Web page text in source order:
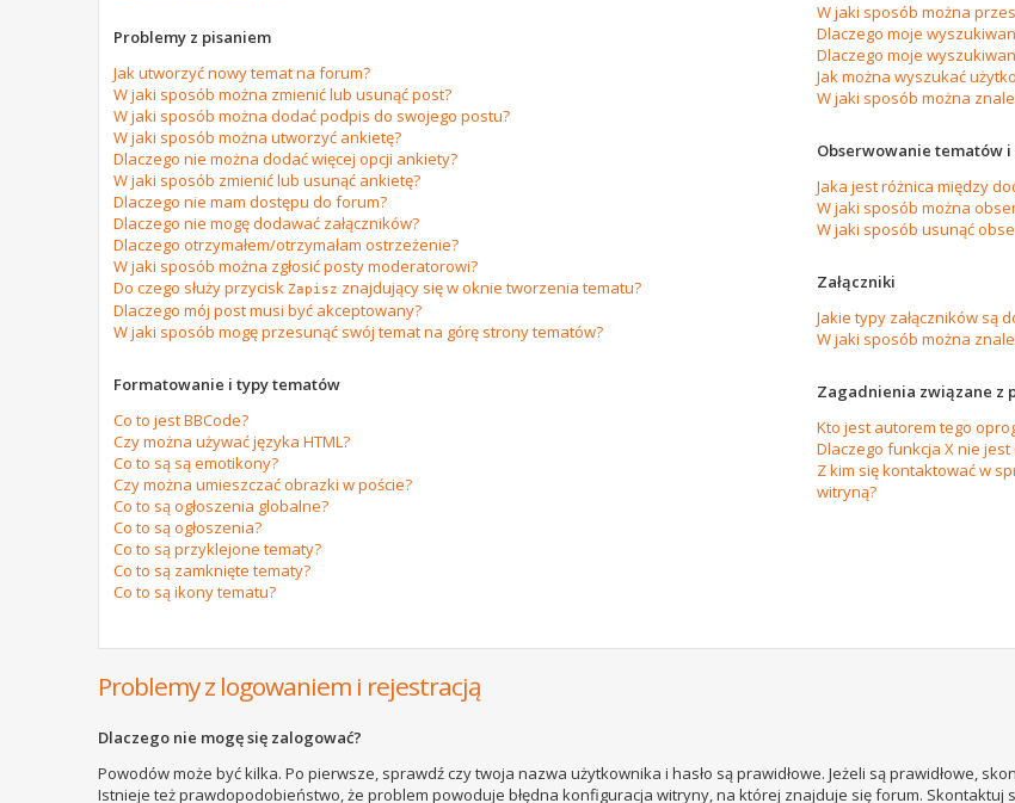
Problemy z pisaniem
Jak utworzyć nowy temat na forum?
W jaki sposób można zmienić lub usunąć post?
W jaki sposób można dodać podpis do swojego postu?
W jaki sposób można utworzyć ankietę?
Dlaczego nie można dodać więcej opcji ankiety?
W jaki sposób zmienić lub usunąć ankietę?
Dlaczego nie mam dostępu do forum?
Dlaczego nie mogę dodawać załączników?
Dlaczego otrzymałem/otrzymałam ostrzeżenie?
W jaki sposób można zgłosić posty moderatorowi?
Do czego służy przycisk Zapisz znajdujący się w oknie tworzenia tematu?
Dlaczego mój post musi być akceptowany?
W jaki sposób mogę przesunąć swój temat na górę strony tematów?
Formatowanie i typy tematów
Co to jest BBCode?
Czy można używać języka HTML?
Co to są są emotikony?
Czy można umieszczać obrazki w poście?
Co to są ogłoszenia globalne?
Co to są ogłoszenia?
Co to są przyklejone tematy?
Co to są zamknięte tematy?
Co to są ikony tematu?
W jaki sposób można
Dlaczego moje
Dlaczego moje
Jak można wyszukać
W jaki sposób można
Obserwowanie tematów i
Jaka jest różnica między
W jaki sposób można
W jaki sposób usunąć
Załączniki
Jakie typy załączników są
W jaki sposób można
Zagadnienia związane z
Kto jest autorem tego
Dlaczego funkcja X nie
Z kim się kontaktować w
witryną?
Problemy z logowaniem i rejestracją
Dlaczego nie mogę się zalogować?
Powodów może być kilka. Po pierwsze, sprawdź czy twoja nazwa użytkownika i hasło są prawidłowe. Jeżeli są prawidłowe,
Istnieje też prawdopodobieństwo, że problem powoduje błędna konfiguracja witryny, na której znajduje się forum. Skontaktuj